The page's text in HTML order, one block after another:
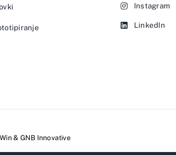
Instagram
LinkedIn
& GNB Innovative